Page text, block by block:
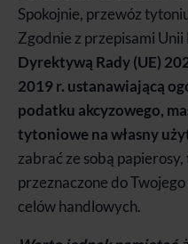
Spokojnie, przewóz
Zgodnie z przepisami
Dyrektywą Rady (UE)
2019 r. ustanawiającą
podatku akcyzowego,
tytoniowe na własny
zabrać ze sobą
przeznaczone do
celów handlowych.